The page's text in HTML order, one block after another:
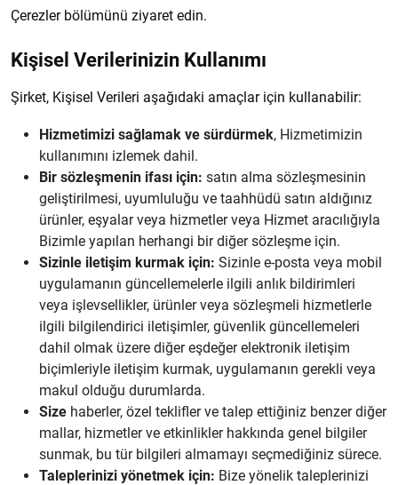
Çerezler bölümünü ziyaret edin.
Kişisel Verilerinizin Kullanımı
Şirket, Kişisel Verileri aşağıdaki amaçlar için kullanabilir:
Hizmetimizi sağlamak ve sürdürmek, Hizmetimizin
kullanımını izlemek dahil.
Bir sözleşmenin ifası için: satın alma sözleşmesinin
geliştirilmesi, uyumluluğu ve taahhüdü satın aldığınız
ürünler, eşyalar veya hizmetler veya Hizmet aracılığıyla
Bizimle yapılan herhangi bir diğer sözleşme için.
Sizinle iletişim kurmak için: Sizinle e-posta veya mobil
uygulamanın güncellemelerle ilgili anlık bildirimleri
veya işlevsellikler, ürünler veya sözleşmeli hizmetlerle
ilgili bilgilendirici iletişimler, güvenlik güncellemeleri
dahil olmak üzere diğer eşdeğer elektronik iletişim
biçimleriyle iletişim kurmak, uygulamanın gerekli veya
makul olduğu durumlarda.
Size haberler, özel teklifler ve talep ettiğiniz benzer diğer
mallar, hizmetler ve etkinlikler hakkında genel bilgiler
sunmak, bu tür bilgileri almamayı seçmediğiniz sürece.
Taleplerinizi yönetmek için: Bize yönelik taleplerinizi